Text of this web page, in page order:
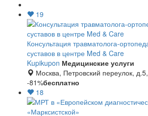
19
Консультация травматолога-
суставов в центре Med & Care
Kupikupon Медицинские услуги
Москва, Петровский переулок,
-81%бесплатно
18